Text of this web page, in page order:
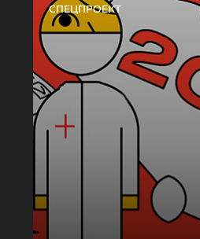
СПЕЦПРОЕКТ